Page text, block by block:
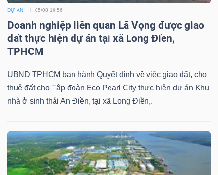
DỰ ÁN 05/08 16:56
Doanh nghiệp liên quan Lã Vọng được giao
đất thực hiện dự án tại xã Long Điền,
TPHCM
UBND TPHCM ban hành Quyết định về việc giao đất, cho
thuê đất cho Tập đoàn Eco Pearl City thực hiện dự án Khu
nhà ở sinh thái An Điền, tại xã Long Điền,.